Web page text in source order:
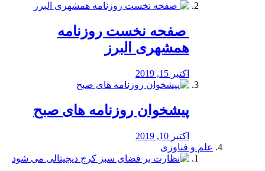
️ صفحه نخست روزنامه‌
همشهری البرز
اکتبر 15, 2019
پیشخوان روزنامه های صبح
اکتبر 10, 2019
علم و فناوری